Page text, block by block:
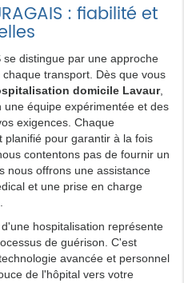
: fiabilité et
se distingue par une approche
chaque transport. Dès que vous
domicile Lavaur,
équipe expérimentée et des
exigences. Chaque
planifié pour garantir à la fois
contentons pas de fournir un
nous offrons une assistance
et une prise en charge
hospitalisation représente
de guérison. C'est
avancée et personnel
de l'hôpital vers votre